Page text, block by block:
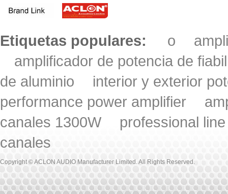
Accesorio
Etiquetas populares: o
amplificador de potencia de
de aluminio
interior y exterior
performance power amplifier
canales 1300W
professional
canales
Copyright © ACLON AUDIO Manufacturer Limited. All Rights Reserved.